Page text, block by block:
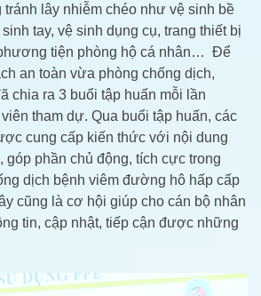
tránh lây nhiễm chéo như vệ sinh bề
tay, vệ sinh dụng cụ, trang thiết bị
tiện phòng hộ cá nhân… Để
an toàn vừa phòng chống dịch,
chia ra 3 buổi tập huấn mỗi lần
tham dự. Qua buổi tập huấn, các
cung cấp kiến thức với nội dung
góp phần chủ động, tích cực trong
dịch bệnh viêm đường hô hấp cấp
cũng là cơ hội giúp cho cán bộ nhân
tin, cập nhật, tiếp cận được những